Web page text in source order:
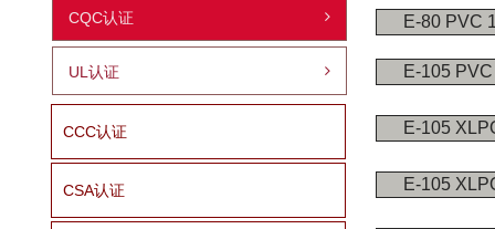
CQC认证
UL认证
E-80 PVC
E-105
E-105
E-105
CCC认证
CSA认证